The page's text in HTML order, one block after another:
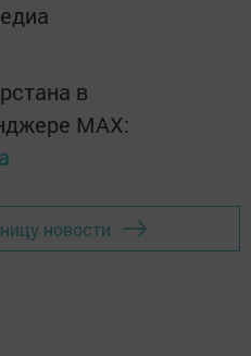
в
MАХ:
новости